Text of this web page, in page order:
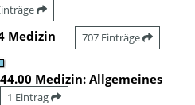
Medizin 707 Einträge
44.00 Medizin: Allgemeines
1 Eintrag